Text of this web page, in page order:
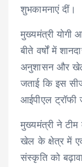
शुभकामनाएं दीं।
मुख्यमंत्री
बीते वर्षों में
अनुशासन और खेल
जताई कि इस
आईपीएल ट्रॉफी
मुख्यमंत्री ने
खेल के क्षेत्र में
संस्कृति को